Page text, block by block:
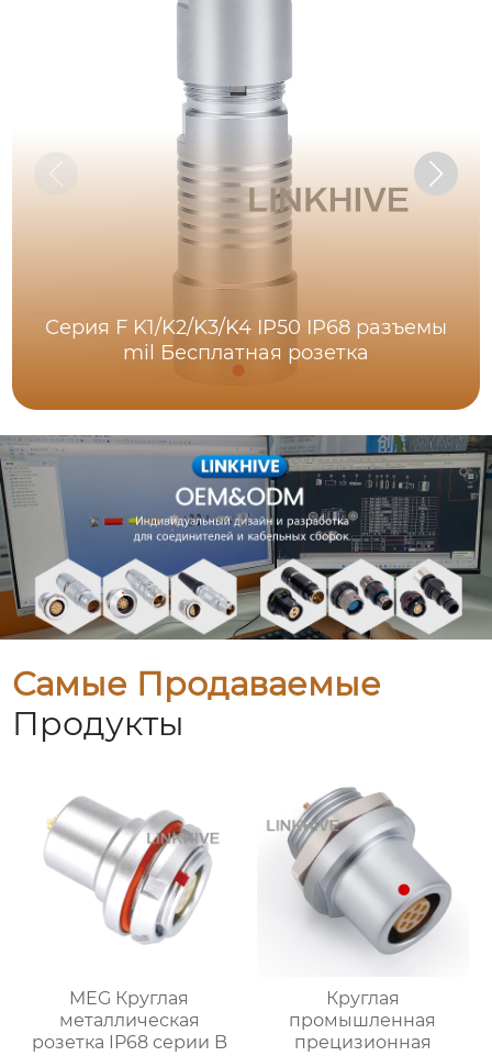
Серия F K1/K2/K3/K4 IP50 IP68 разъемы
mil Бесплатная розетка
Самые Продаваемые
Продукты
MEG Круглая
металлическая
розетка IP68 серии B
Круглая
промышленная
прецизионная